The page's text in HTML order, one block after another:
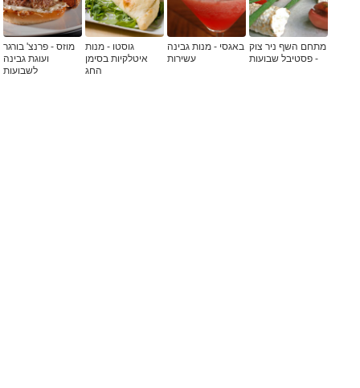
מתחם השף ניר צוק
- פסטיבל שבועות
באגסי - מנות גבינה
עשירות
גוסטו - מנות
איטלקיות בסימן
החג
מוזס - פרנצ' בורגר
ועוגת גבינה
לשבועות